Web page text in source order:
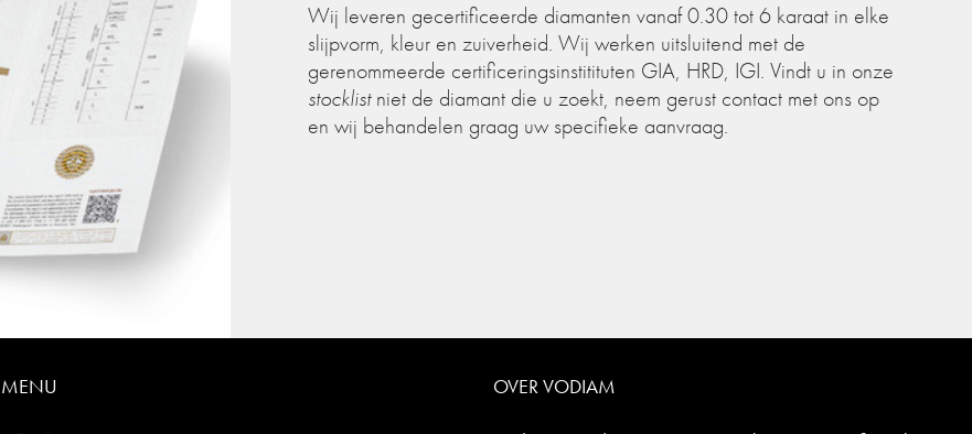
Wij leveren gecertificeerde diamanten vanaf 0.30 tot 6 karaat in elke
slijpvorm, kleur en zuiverheid. Wij werken uitsluitend met de
gerenommeerde certificeringsinstitituten GIA, HRD, IGI. Vindt u in onze
stocklistniet de diamant die u zoekt, neem gerust contact met ons op
en wij behandelen graag uw specifieke aanvraag.
MENU OVER VODIAM